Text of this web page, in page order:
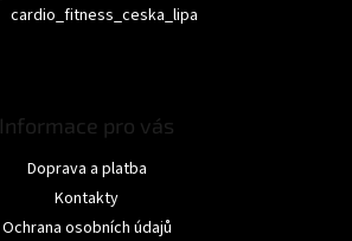
cardio_fitness_ceska_lipa
Informace pro vás
Doprava a platba
Kontakty
Ochrana osobních údajů